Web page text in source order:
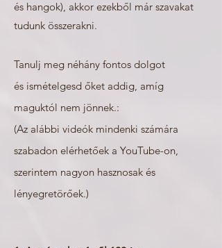
és hangok), akkor ezekből már szavakat
tudunk összerakni.
Tanulj meg néhány fontos dolgot
és ismételgesd őket addig, amíg
maguktól nem jönnek.:
(Az alábbi videók mindenki számára
szabadon elérhetőek a YouTube-on,
szerintem nagyon hasznosak és
lényegretörőek.)